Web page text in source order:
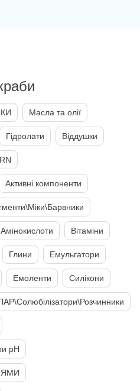
на роботу нашого магазину на
головній сторінці.
Масла та олії
Гідролати Віддушки
Активні компоненти
Амінокислоти Вітаміни
Глини Емульгатори
Емоленти Силікони
рН